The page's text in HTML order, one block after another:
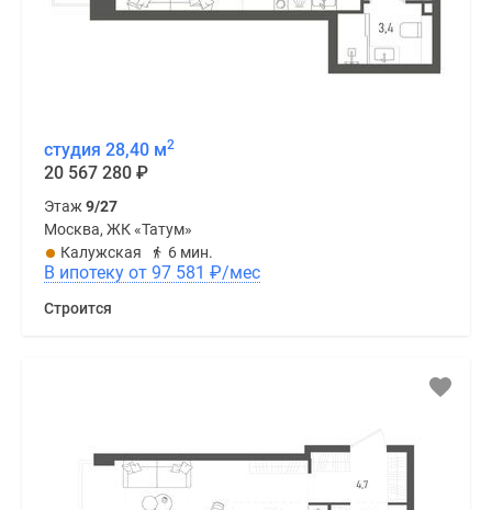
студия 28,40 м2
20 567 280 ₽
Этаж9/27
Москва, ЖК «Татум»
Калужская
6 мин.
В ипотеку от 97 581 ₽/мес
Строится